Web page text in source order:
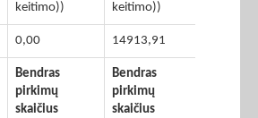
keitimo))
keitimo))
0,00 14913,91
Bendras
pirkimų
skaičius
Bendras
pirkimų
skaičius